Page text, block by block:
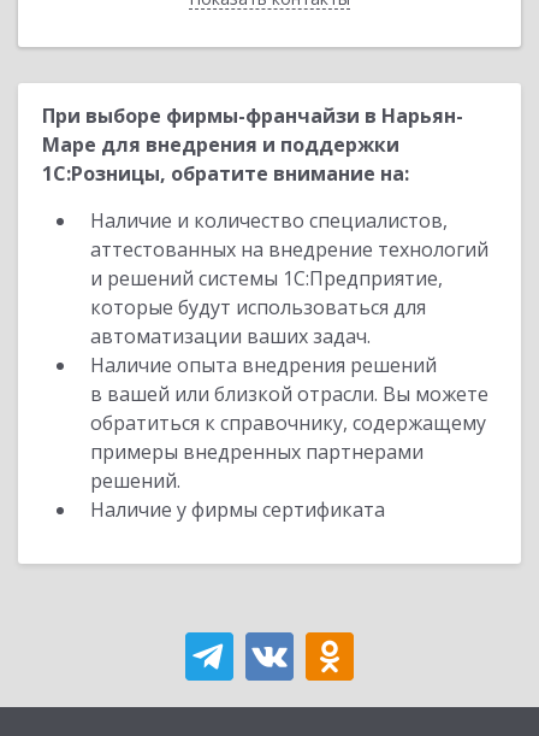
При выборе фирмы-франчайзи в Нарьян-
Маре для внедрения и поддержки
1С:Розницы, обратите внимание на:
Наличие и количество специалистов,
аттестованных на внедрение технологий
и решений системы 1С:Предприятие,
которые будут использоваться для
автоматизации ваших задач.
Наличие опыта внедрения решений
в вашей или близкой отрасли. Вы можете
обратиться к справочнику, содержащему
примеры внедренных партнерами
решений.
Наличие у фирмы сертификата